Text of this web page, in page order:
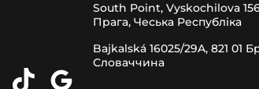
South Point, Vyskochilova
Прага, Чеська Республіка
Bajkalská 16025/29A, 821 01
Словаччина